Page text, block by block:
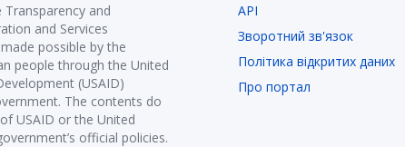
and
and Services
possible by the
people through the United
(USAID)
The contents do
USAID or the United
official policies.
API
Зворотний зв'язок
Політика відкритих даних
Про портал